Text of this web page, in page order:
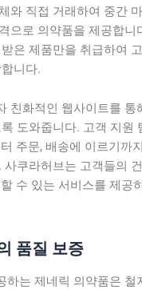
와 직접 거래하여 중간
으로 의약품을 제공합니
은 제품만을 취급하여
니다.
친화적인 웹사이트를 통
도와줍니다. 고객 지원
주문, 배송에 이르기까
사쿠라허브는 고객들의
수 있는 서비스를 제공
품질 보증
하는 제네릭 의약품은 철